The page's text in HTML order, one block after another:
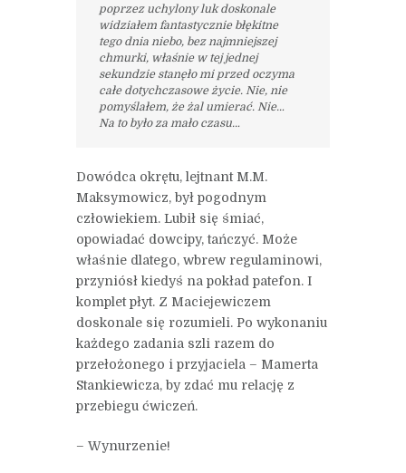
poprzez uchylony luk doskonale
widziałem fantastycznie błękitne
tego dnia niebo, bez najmniejszej
chmurki, właśnie w tej jednej
sekundzie stanęło mi przed oczyma
całe dotychczasowe życie. Nie, nie
pomyślałem, że żal umierać. Nie…
Na to było za mało czasu…
Dowódca okrętu, lejtnant M.M.
Maksymowicz, był pogodnym
człowiekiem. Lubił się śmiać,
opowiadać dowcipy, tańczyć. Może
właśnie dlatego, wbrew regulaminowi,
przyniósł kiedyś na pokład patefon. I
komplet płyt. Z Maciejewiczem
doskonale się rozumieli. Po wykonaniu
każdego zadania szli razem do
przełożonego i przyjaciela – Mamerta
Stankiewicza, by zdać mu relację z
przebiegu ćwiczeń.
– Wynurzenie!